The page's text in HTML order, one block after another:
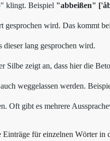
klingt. Beispiel "abbeißen"
gesprochen wird. Das kommt
lang gesprochen wird.
Silbe zeigt an, dass hier die
weggelassen werden.
Oft gibt es mehrere
für einzelnen Wörter